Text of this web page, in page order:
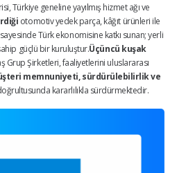
Türkiye geneline yayılmış hizmet ağı ve
otomotiv yedek parça, kâğıt ürünleri ile
Türk ekonomisine katkı sunan; yerli
güçlü bir kuruluştur.Üçüncü kuşak
Grup Şirketleri, faaliyetlerini uluslararası
memnuniyeti, sürdürülebilirlik ve
kararlılıkla sürdürmektedir.